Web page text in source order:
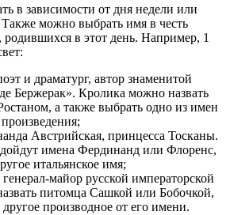
в зависимости от дня недели или
можно выбрать имя в честь
родившихся в этот день. Например, 1
и драматург, автор знаменитой
Бержерак». Кролика можно назвать
а также выбрать одно из имен
Австрийская, принцесса Тосканы.
имена Фердинанд или Флоренс,
итальянское имя;
майор русской императорской
питомца Сашкой или Бобочкой,
производное от его имени.